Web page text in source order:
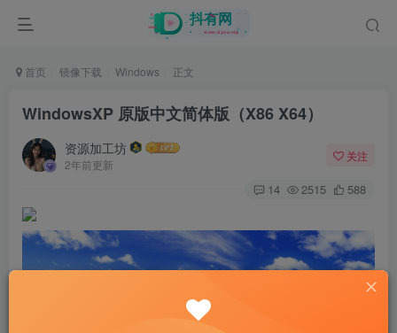
首页 镜像下载 Windows 正文
WindowsXP 原版中文简体版（X86 X64）
资源加工坊
2年前更新
关注
14 2515 588